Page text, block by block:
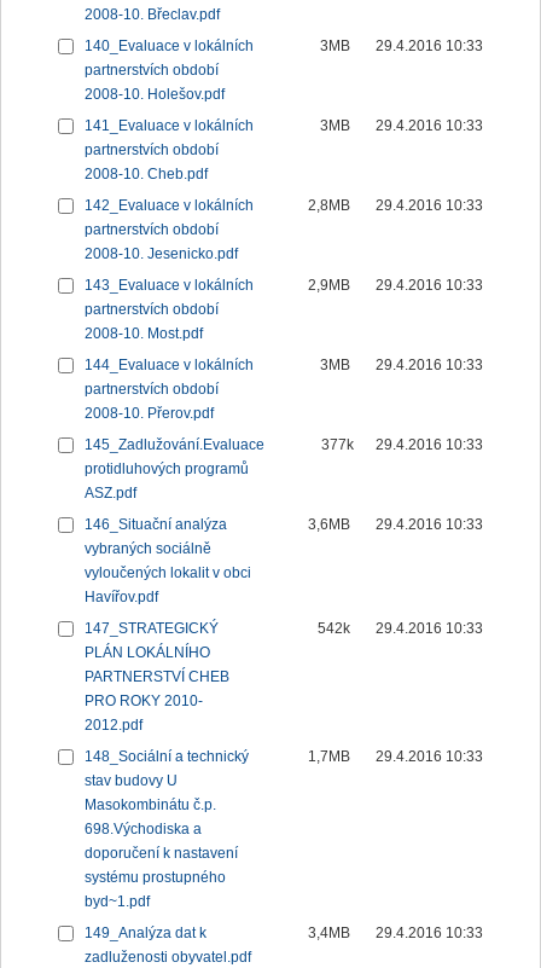
2008-10. Břeclav.pdf
140_Evaluace v lokálních
partnerstvích období
2008-10. Holešov.pdf
3MB 29.4.2016 10:33
141_Evaluace v lokálních
partnerstvích období
2008-10. Cheb.pdf
3MB 29.4.2016 10:33
142_Evaluace v lokálních
partnerstvích období
2008-10. Jesenicko.pdf
2,8MB 29.4.2016 10:33
143_Evaluace v lokálních
partnerstvích období
2008-10. Most.pdf
2,9MB 29.4.2016 10:33
144_Evaluace v lokálních
partnerstvích období
2008-10. Přerov.pdf
3MB 29.4.2016 10:33
145_Zadlužování.Evaluace
protidluhových programů
ASZ.pdf
377k 29.4.2016 10:33
146_Situační analýza
vybraných sociálně
vyloučených lokalit v obci
Havířov.pdf
3,6MB 29.4.2016 10:33
147_STRATEGICKÝ
PLÁN LOKÁLNÍHO
PARTNERSTVÍ CHEB
PRO ROKY 2010-
2012.pdf
542k 29.4.2016 10:33
148_Sociální a technický
stav budovy U
Masokombinátu č.p.
698.Východiska a
doporučení k nastavení
systému prostupného
byd~1.pdf
1,7MB 29.4.2016 10:33
149_Analýza dat k
zadluženosti obyvatel.pdf
3,4MB 29.4.2016 10:33